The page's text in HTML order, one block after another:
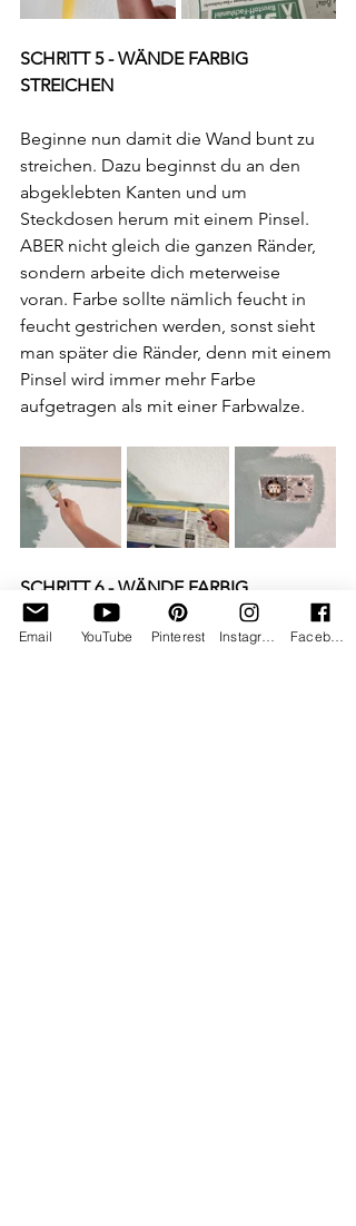
SCHRITT 5 - WÄNDE FARBIG
STREICHEN
Beginne nun damit die Wand bunt zu
streichen. Dazu beginnst du an den
abgeklebten Kanten und um
Steckdosen herum mit einem Pinsel.
ABER nicht gleich die ganzen Ränder,
sondern arbeite dich meterweise
voran. Farbe sollte nämlich feucht in
feucht gestrichen werden, sonst sieht
man später die Ränder, denn mit einem
Pinsel wird immer mehr Farbe
aufgetragen als mit einer Farbwalze.
SCHRITT 6 - WÄNDE FARBIG
STREICHEN
Email YouTube Pinterest